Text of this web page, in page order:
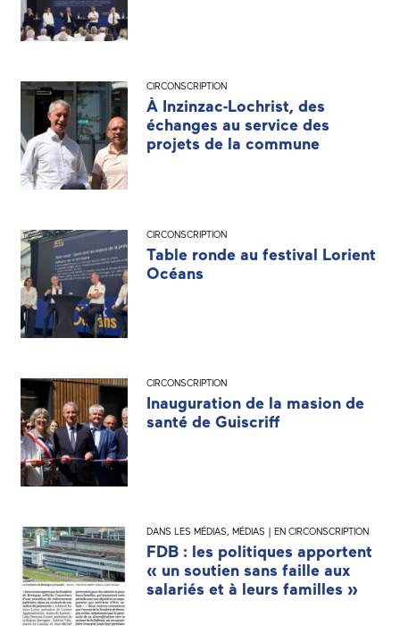
CIRCONSCRIPTION
À Inzinzac-Lochrist, des
échanges au service des
projets de la commune
CIRCONSCRIPTION
Table ronde au festival Lorient
Océans
CIRCONSCRIPTION
Inauguration de la masion de
santé de Guiscriff
DANS LES MÉDIAS, MÉDIAS | EN CIRCONSCRIPTION
FDB : les politiques apportent
« un soutien sans faille aux
salariés et à leurs familles »